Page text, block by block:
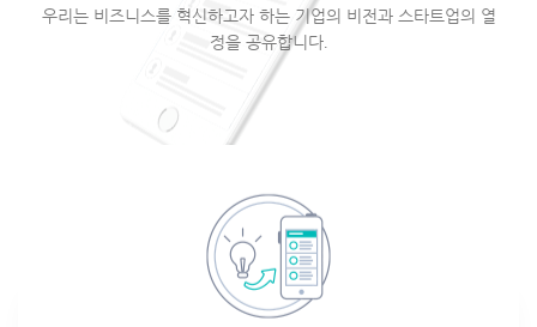
우리는 비즈니스를 혁신하고자 하는 기업의 비전과 스타트업의 열
정을 공유합니다.